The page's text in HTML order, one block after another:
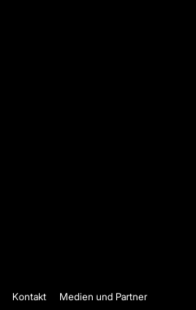
Kontakt Medien und Partner